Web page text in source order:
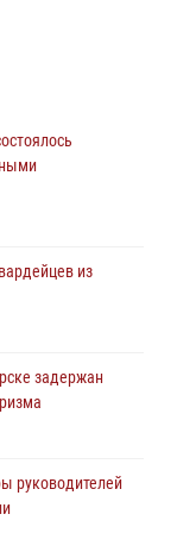
ДОЛ «Орленок»
«Квартал»
среди
в рамках
князя
из
задержан
руководителей